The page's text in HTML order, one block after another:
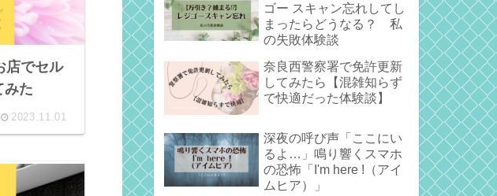
店でセル
みた
2023.11.01
ゴー スキャン忘れしてし
まったらどうなる？ 私
の失敗体験談
奈良西警察署で免許更新
してみたら【混雑知らず
で快適だった体験談】
深夜の呼び声「ここにい
るよ…」鳴り響くスマホ
の恐怖「I'm here !（アイ
ムヒア）」